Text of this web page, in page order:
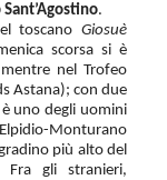
.
toscano Giosuè
scorsa si è
nel Trofeo
Astana); con due
uno degli uomini
Monturano
più alto del
gli stranieri,